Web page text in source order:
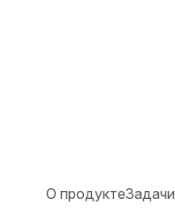
О продуктеЗадачи